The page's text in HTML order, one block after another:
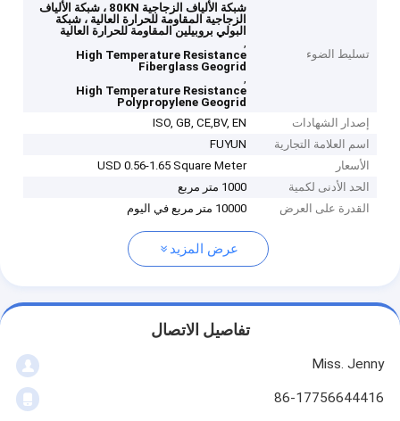
تسليط الضوء
شبكة الألياف الزجاجية 80KN ، شبكة الألياف
الزجاجية المقاومة للحرارة العالية ، شبكة
البولي بروبيلين المقاومة للحرارة العالية
,
High Temperature Resistance
Fiberglass Geogrid
,
High Temperature Resistance
Polypropylene Geogrid
إصدار الشهادات
ISO, GB, CE,BV, EN
اسم العلامة التجارية
FUYUN
الأسعار
USD 0.56-1.65 Square Meter
الحد الأدنى لكمية
1000 متر مربع
القدرة على العرض
10000 متر مربع في اليوم
عرض المزيد
تفاصيل الاتصال
Miss. Jenny
86-17756644416